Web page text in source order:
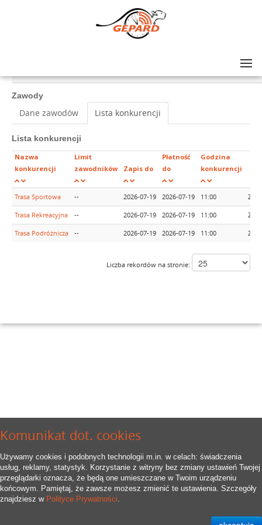
Komunikat dot. cookies
Używamy cookies i podobnych technologii m.in. w celach: świadczenia
usług, reklamy, statystyk. Korzystanie z witryny bez zmiany ustawień Twojej
przeglądarki oznacza, że będą one umieszczane w Twoim urządzeniu
końcowym. Pamiętaj, że zawsze możesz zmienić te ustawienia. Szczegóły
znajdziesz w Polityce Prywatności.
Zawody
Dane zawodów Lista konkurencji
Lista konkurencji
Nazwa
konkurencji
Limit
zawodników
Zapis do
Płatność
do
Godzina
konkurencji
Trasa Sportowa -- 2026-07-19 2026-07-19 11:00
Trasa Rekreacyjna -- 2026-07-19 2026-07-19 11:00
Trasa Podróżnicza -- 2026-07-19 2026-07-19 11:00
Liczba rekordów na stronie: